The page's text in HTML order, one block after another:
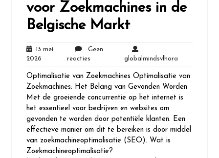
voor Zoekmachines in de
Belgische Markt
13 mei
2026
mei
2026
Geen
reacties
reacties
globalmindsvlhora
Optimalisatie van Zoekmachines Optimalisatie van
Zoekmachines: Het Belang van Gevonden Worden
Met de groeiende concurrentie op het internet is
het essentieel voor bedrijven en websites om
gevonden te worden door potentiële klanten. Een
effectieve manier om dit te bereiken is door middel
van zoekmachineoptimalisatie (SEO). Wat is
Zoekmachineoptimalisatie?